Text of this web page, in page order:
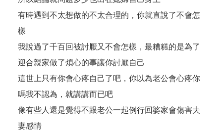
有時遇到不太想做的不太合理的，你就直說了不會怎
樣
我說過了千百回被討厭又不會怎樣，最糟糕的是為了
迎合親家做了煩心的事讓你討厭自己
這世上只有你會心疼自己了吧，你以為老公會心疼你
嗎我不認為，就講講而已吧
像有些人還是覺得不跟老公一起例行回婆家會傷害夫
妻感情